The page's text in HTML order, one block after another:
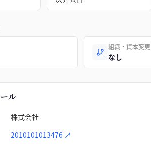
組織・資本変更
なし
ル
株式会社
2010101013476 ↗